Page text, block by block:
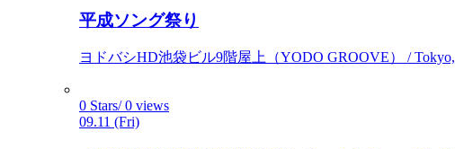
平成ソング祭り
ヨドバシHD池袋ビル9階屋上（YODO GROOVE） / Tokyo,
0 Stars/ 0 views
09.11 (Fri)